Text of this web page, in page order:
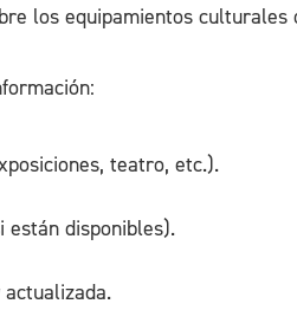
los equipamientos
teatro, etc.).
disponibles).